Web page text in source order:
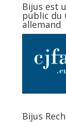
Bijus est
public du
allemand
Bijus